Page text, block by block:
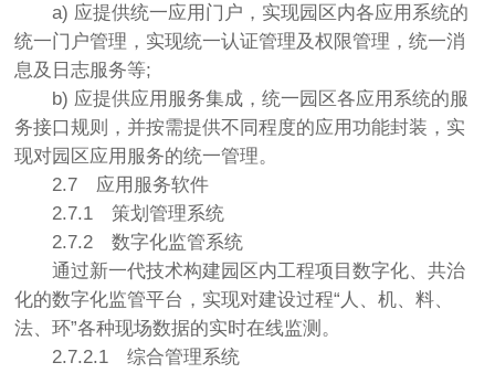
a) 应提供统一应用门户，实现园区内各应用系统的
统一门户管理，实现统一认证管理及权限管理，统一消
息及日志服务等;
b) 应提供应用服务集成，统一园区各应用系统的服
务接口规则，并按需提供不同程度的应用功能封装，实
现对园区应用服务的统一管理。
2.7 应用服务软件
2.7.1策划管理系统
2.7.2数字化监管系统
通过新一代技术构建园区内工程项目数字化、共治
化的数字化监管平台，实现对建设过程“人、机、料、
法、环”各种现场数据的实时在线监测。
2.7.2.1综合管理系统